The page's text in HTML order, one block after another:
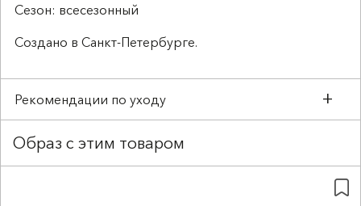
Сезон: всесезонный
Создано в Санкт-Петербурге.
Рекомендации по уходу
Образ с этим товаром